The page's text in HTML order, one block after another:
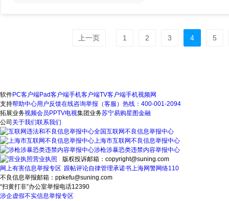
上一页 1 2 3 4 5
软件PC客户端Pad客户端手机客户端TV客户端手机视频网
支持帮助中心用户反馈在线咨询举报（客服）热线：400-001-2094
拓展业务视频会员 PPTV电视集团业务苏宁易购星图金融
公司 关于我们联系我们
全国互联网不良信息举报中心
上海市互联网不良信息举报中心
涉枪涉暴恐类违禁内容举报中心
营业执照
版权投诉邮箱：copyright@suning.com
跟帖评论自律管理承诺书
网上有害信息举报专区
上海网警网络110
不良信息举报邮箱：ppkefu@suning.com
“扫黄打非”办公室举报电话12390
涉企虚假不实信息举报专区